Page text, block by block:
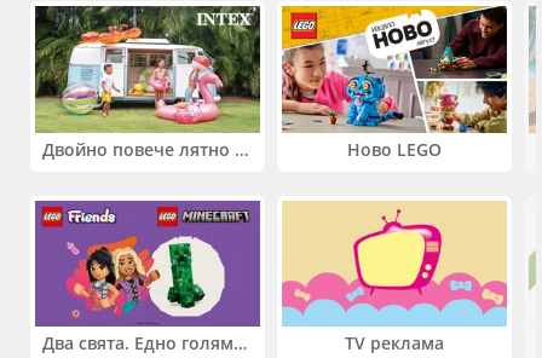
Двойно повече лятно забавление! Купи 2 продукта INTEX и вземи -33%
Два свята. Едно голямо приключение. Купи 2 продукта LEGO® Friends и/или LEGO® Minecraft и вземи -27%
Ново LEGO
TV реклама